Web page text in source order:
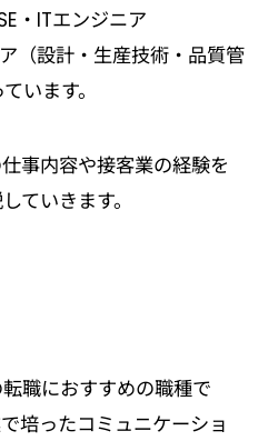
・ITエンジニア
（設計・生産技術・品質管
います。
事内容や接客業の経験を
ていきます。
職におすすめの職種で
培ったコミュニケーショ